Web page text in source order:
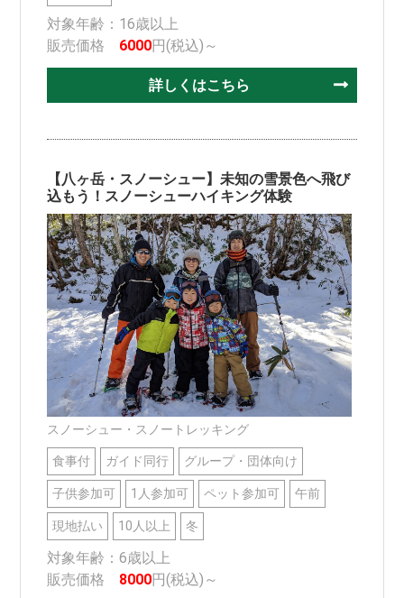
対象年齢：16歳以上
販売価格 6000円(税込)～
詳しくはこちら
【八ヶ岳・スノーシュー】未知の雪景色へ飛び
込もう！スノーシューハイキング体験
スノーシュー・スノートレッキング
食事付 ガイド同行 グループ・団体向け
子供参加可 1人参加可 ペット参加可 午前
現地払い 10人以上 冬
対象年齢：6歳以上
販売価格 8000円(税込)～